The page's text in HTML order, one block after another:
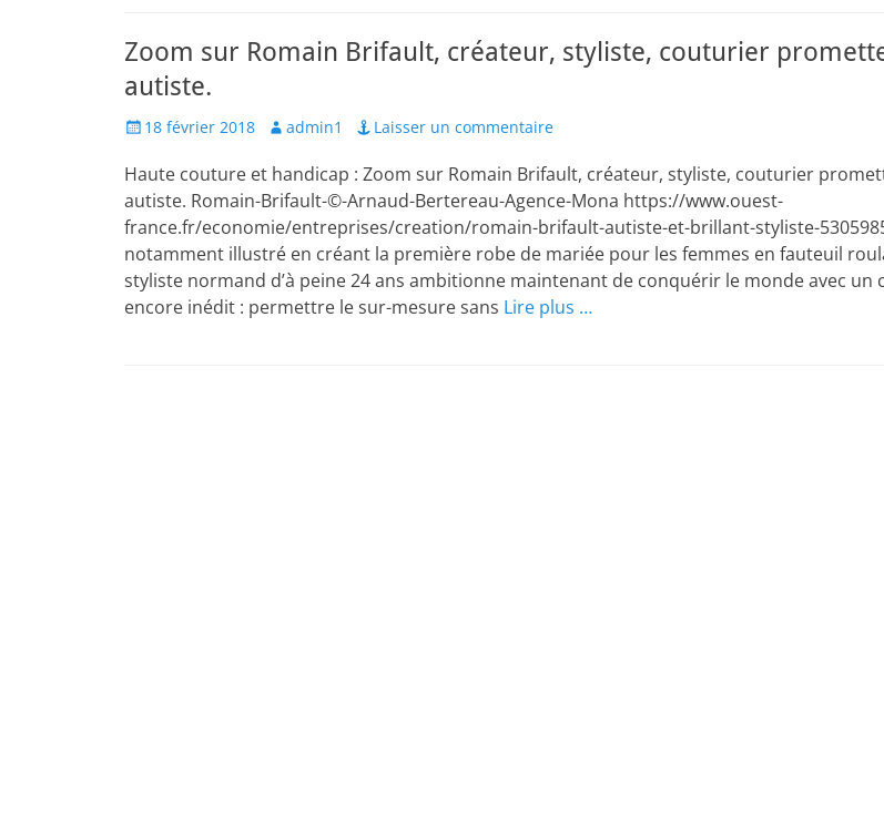
Zoom sur Romain Brifault, créateur, styliste, couturier
autiste.
Posted
18 février 2018 Author
admin1 Laisser un commentaire
Haute couture et handicap : Zoom sur Romain Brifault, créateur, styliste, couturier
autiste. Romain-Brifault-©-Arnaud-Bertereau-Agence-Mona https://www.ouest-
france.fr/economie/entreprises/creation/romain-brifault-autiste-et-brillant-styliste-
notamment illustré en créant la première robe de mariée pour les femmes en fauteuil
styliste normand d’à peine 24 ans ambitionne maintenant de conquérir le monde avec un
encore inédit : permettre le sur-mesure sans Lire plus …